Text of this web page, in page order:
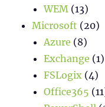
WEM (13)
Microsoft (20)
Azure (8)
Exchange (1)
FSLogix (4)
Office365